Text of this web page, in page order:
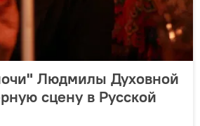
Людмилы Духовной
сцену в Русской